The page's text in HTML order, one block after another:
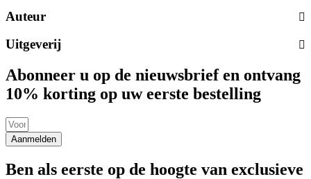
Auteur
Uitgeverij
Abonneer u op de nieuwsbrief en ontvang
10% korting op uw eerste bestelling
Aanmelden
Ben als eerste op de hoogte van exclusieve